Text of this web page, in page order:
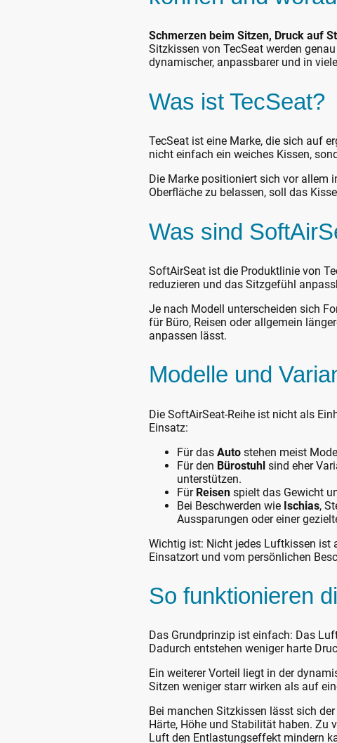
Schmerzen beim Sitzen, Druck auf
Sitzkissen von TecSeat werden
dynamischer, anpassbarer und in
Was ist TecSeat?
TecSeat ist eine Marke, die sich auf
nicht einfach ein weiches Kissen,
Die Marke positioniert sich vor allem
Oberfläche zu belassen, soll das
Was sind
SoftAirSeat ist die Produktlinie von
reduzieren und das Sitzgefühl
Je nach Modell unterscheiden sich
für Büro, Reisen oder allgemein
anpassen lässt.
Modelle und
Die SoftAirSeat-Reihe ist nicht als
Einsatz:
Für das Auto stehen meist
Für den Bürostuhl sind eher
unterstützen.
Für Reisen spielt das Gewicht
Bei Beschwerden wie Ischias,
Aussparungen oder einer
Wichtig ist: Nicht jedes Luftkissen ist
Einsatzort und vom persönlichen
So funktionieren
Das Grundprinzip ist einfach: Das
Dadurch entstehen weniger harte
Ein weiterer Vorteil liegt in der
Sitzen weniger starr wirken als auf
Bei manchen Sitzkissen lässt sich
Härte, Höhe und Stabilität haben.
Luft den Entlastungseffekt mindern